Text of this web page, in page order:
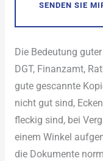
SENDEN SIE
Die Bedeutung
DGT, Finanzamt,
gute gescannte
nicht gut sind,
fleckig sind, bei
einem Winkel
die Dokumente